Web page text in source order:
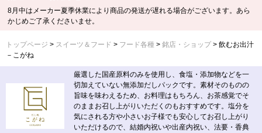
8月中はメーカー夏季休業により商品の発送が遅れる場合がございます。あら
かじめご了承くださいませ。
トップページ スイーツ＆フード フード各種 銘店・ショップ
飲むお出汁
－こがね
厳選した国産原料のみを使用し、食塩・添加物などを一
切加えていない無添加だしパックです。素材そのものの
旨味を味わえるため、お料理はもちろん、お茶感覚でそ
のままお召し上がりいただくのもおすすめです。塩分を
気にされる方や小さいお子様でも安心してお召し上がり
いただけるので、結婚内祝いや出産内祝い、法要・香典